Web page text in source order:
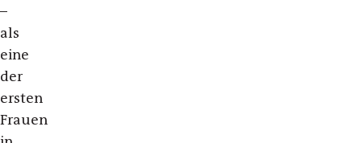
–
als
eine
der
ersten
Frauen